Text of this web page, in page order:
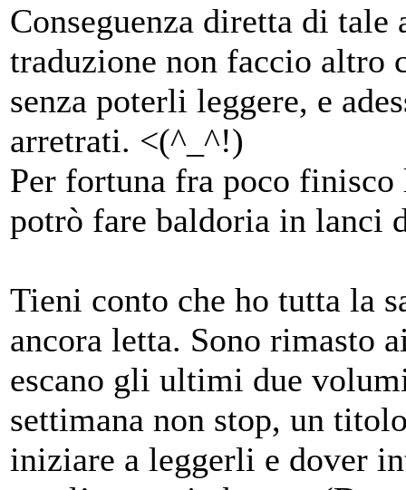
Conseguenza diretta di
traduzione non faccio altro
senza poterli leggere, e
arretrati. <(^_^!)
Per fortuna fra poco finisco
potrò fare baldoria in lanci
Tieni conto che ho tutta la
ancora letta. Sono rimasto
escano gli ultimi due
settimana non stop, un
iniziare a leggerli e dover